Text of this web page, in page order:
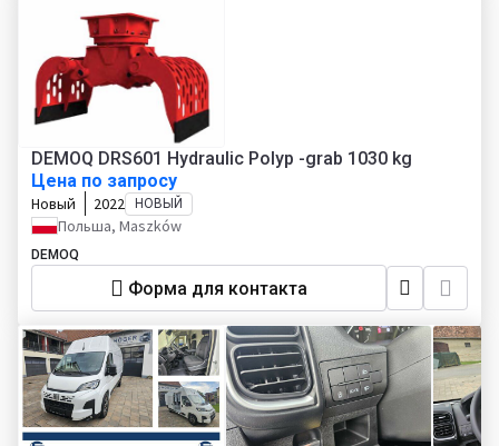
DEMOQ DRS601 Hydraulic Polyp -grab 1030 kg
Цена по запросу
Новый 2022 НОВЫЙ
Польша, Maszków
DEMOQ
Форма для контакта